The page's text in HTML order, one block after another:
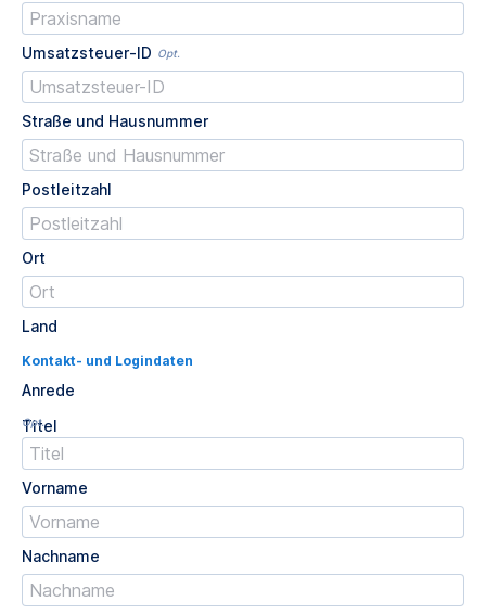
Umsatzsteuer-ID Opt.
Straße und Hausnummer
Postleitzahl
Ort
Land
Kontakt- und Logindaten
Anrede
Titel
Opt.
Vorname
Nachname